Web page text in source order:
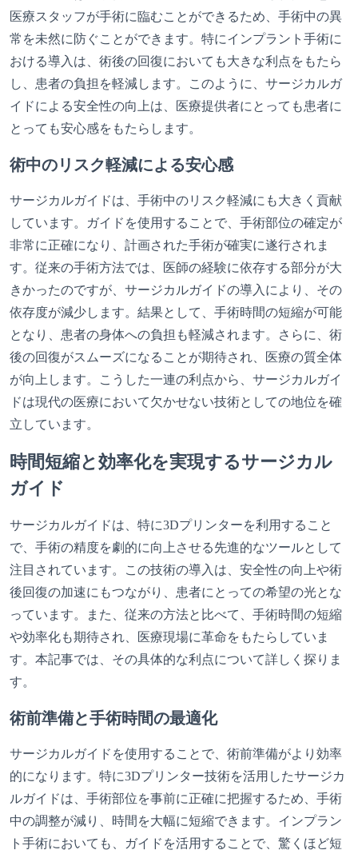
医療スタッフが手術に臨むことができるため、手術中の異
常を未然に防ぐことができます。特にインプラント手術に
おける導入は、術後の回復においても大きな利点をもたら
し、患者の負担を軽減します。このように、サージカルガ
イドによる安全性の向上は、医療提供者にとっても患者に
とっても安心感をもたらします。
術中のリスク軽減による安心感
サージカルガイドは、手術中のリスク軽減にも大きく貢献
しています。ガイドを使用することで、手術部位の確定が
非常に正確になり、計画された手術が確実に遂行されま
す。従来の手術方法では、医師の経験に依存する部分が大
きかったのですが、サージカルガイドの導入により、その
依存度が減少します。結果として、手術時間の短縮が可能
となり、患者の身体への負担も軽減されます。さらに、術
後の回復がスムーズになることが期待され、医療の質全体
が向上します。こうした一連の利点から、サージカルガイ
ドは現代の医療において欠かせない技術としての地位を確
立しています。
時間短縮と効率化を実現するサージカル
ガイド
サージカルガイドは、特に3Dプリンターを利用すること
で、手術の精度を劇的に向上させる先進的なツールとして
注目されています。この技術の導入は、安全性の向上や術
後回復の加速にもつながり、患者にとっての希望の光とな
っています。また、従来の方法と比べて、手術時間の短縮
や効率化も期待され、医療現場に革命をもたらしていま
す。本記事では、その具体的な利点について詳しく探りま
す。
術前準備と手術時間の最適化
サージカルガイドを使用することで、術前準備がより効率
的になります。特に3Dプリンター技術を活用したサージカ
ルガイドは、手術部位を事前に正確に把握するため、手術
中の調整が減り、時間を大幅に短縮できます。インプラン
ト手術においても、ガイドを活用することで、驚くほど短